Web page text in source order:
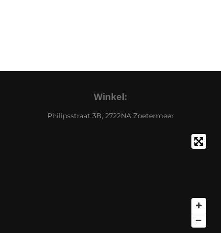
Winkel:
Philipsstraat 3B, 2722NA Zoetermeer